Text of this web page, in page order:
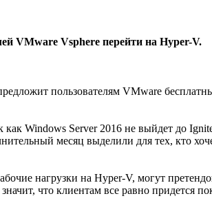
VMware Vsphere перейти на Hyper-V.
пользователям VMware
как Windows Server 2016 не выйдет до
месяц выделили для тех, кто
нагрузки на Hyper-V, могут
что клиентам все равно придется